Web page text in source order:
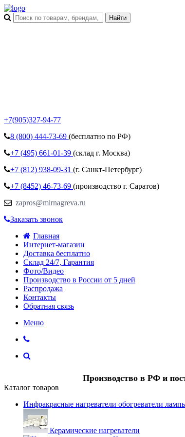
+7(905)327-94-77
8 (800) 444-73-69 (бесплатно по РФ)
+7 (495) 661-01-39 (склад г. Москва)
+7 (812) 938-09-31 (г. Санкт-Петербург)
+7 (8452) 46-73-69 (производство г. Саратов)
zapros@mirnagreva.ru
Заказать звонок
Главная
Интернет-магазин
Доставка бесплатно
Склад 24/7, Гарантия
Фото/Видео
Производство в России от 5 дней
Распродажа
Контакты
Обратная связь
Меню
Производство в РФ и
Каталог товаров
Инфракрасные нагреватели обогреватели
Керамические нагреватели